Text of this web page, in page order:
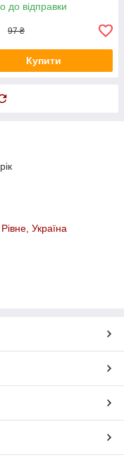
до відправки
97 ₴
Купити
Україна